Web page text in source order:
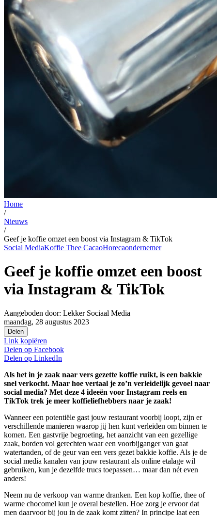
Home
/
Nieuws
/
Geef je koffie omzet een boost via Instagram & TikTok
Social MediaKoffie Thee CacaoHorecaondernemer
Geef je koffie omzet een boost
via Instagram & TikTok
Aangeboden door: Lekker Sociaal Media
maandag, 28 augustus 2023
Delen
Link kopiëren
Delen op Facebook
Delen op LinkedIn
Als het in je zaak naar vers gezette koffie ruikt, is een bakkie
snel verkocht. Maar hoe vertaal je zo’n verleidelijk gevoel naar
social media? Met deze 4 ideeën voor Instagram reels en
TikTok trek je meer koffieliefhebbers naar je zaak!
Wanneer een potentiële gast jouw restaurant voorbij loopt, zijn er
verschillende manieren waarop jij hen kunt verleiden om binnen te
komen. Een gastvrije begroeting, het aanzicht van een gezellige
zaak, borden vol gerechten waar een voorbijganger van gaat
watertanden, of de geur van een vers gezet bakkie koffie. Als je de
social media kanalen van jouw restaurant als online etalage wil
gebruiken, kun je dezelfde trucs toepassen… maar dan nét even
anders!
Neem nu de verkoop van warme dranken. Een kop koffie, thee of
warme chocomel kun je overal bestellen. Hoe zorg je ervoor dat
men daarvoor bij jou in de zaak komt zitten? In principe laat een